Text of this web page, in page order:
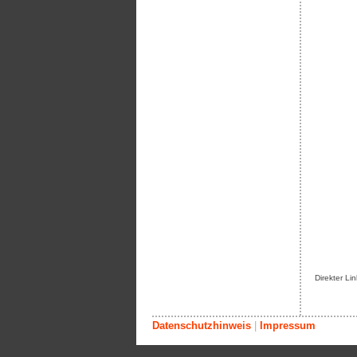
Direkter
Datenschutzhinweis | Impressum